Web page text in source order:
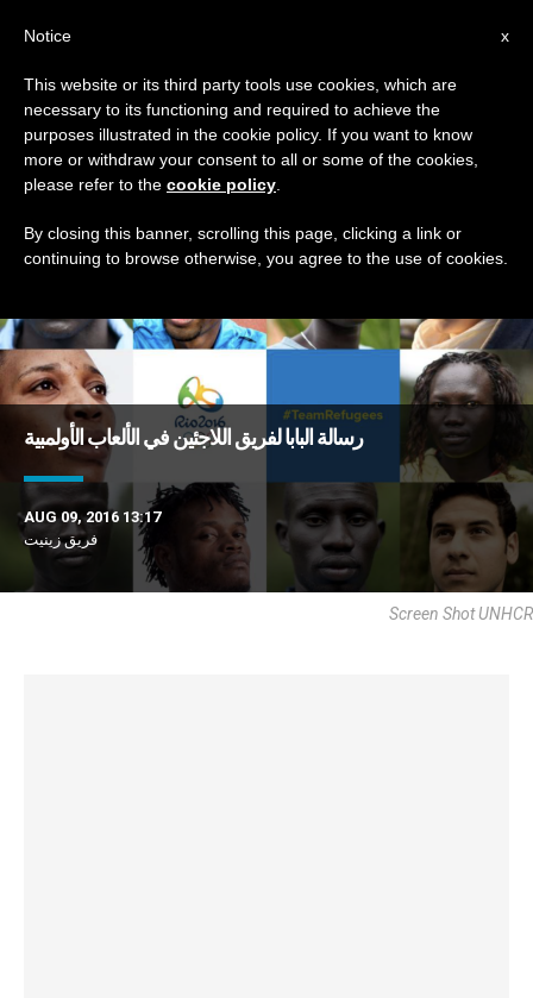
TAG
Posts Tagged ‘ريو’
DERNIÈRES NOUVELLES
رسالة البابا لفريق اللاجئين في الألعاب الأولمبية
AUG 09, 2016 13:17
فريق زينيت
Screen Shot UNHCR
x
Notice
This website or its third party tools use cookies, which are
necessary to its functioning and required to achieve the
purposes illustrated in the cookie policy. If you want to know
more or withdraw your consent to all or some of the cookies,
please refer to the cookie policy
By closing this banner, scrolling this page, clicking a link or
continuing to browse otherwise, you agree to the use of cookies.